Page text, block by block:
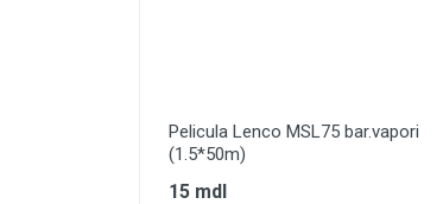
Pelicula Lenco MSL75 bar.vapori
(1.5*50m)
15 mdl